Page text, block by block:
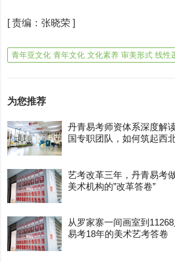
[责编：张晓荣 ]
青年亚文化 青年文化 文化素养 审美形式 线性
为您推荐
丹青易考师资体系深度解
国专职团队，如何筑起西
艺考改革三年，丹青易考
美术机构的”改革答卷”
从罗家寨一间画室到
易考18年的美术艺考答卷